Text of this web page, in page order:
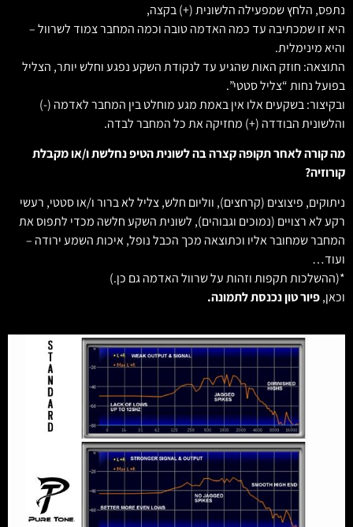
נתפס, הלחץ שמפעילה הלשונית (+) בקצה,
היא זו שמכתיבה עד כמה האדמה טובה וכמה המחבר צמוד לשרוול –
והיא מינימלית.
התוצאה: חוזק האות שהגיע עד לנקודת השקע נפגע וחלש יותר, הצליל
בפועל נחות “צליל סטטי”.
ובקיצור: בשקעים אלו אין באמת מגע מוחלט בין המחבר לאדמה (-)
והלשונית הבודדה (+) מחזיקה את כל המחבר לבדה.
מה קורה לאחר תקופה קצרה בה לשונית הטיפ נחלשת ו/או מקבלת
קורוזיה?
ניתוקים, פיצוצים (קרחצים), ווליום חלש, צליל לא ברור ו/או סטטי, רעשי
רקע לא רצויים (נמוכים וגבוהים), לשונית השקע חלשה מכדי לתפוס את
המחבר שמחובר אליו וכתוצאה מכך הכבל נופל, איכות השמע ירודה –
ועוד…
*(ההשלכות תקפות וזהות על שרוול האדמה גם כן.)
וכאן,פיור טון נכנסת לתמונה.